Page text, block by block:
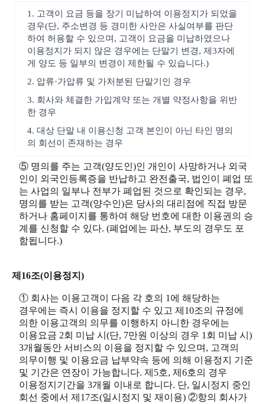
1. 고객이 요금 등을 장기 미납하여 이용정지가 되었을
경우(단, 주소변경 등 경미한 사안은 사실여부를 판단
하여 허용할 수 있으며, 고객이 요금을 미납하였으나
이용정지가 되지 않은 경우에는 단말기 변경, 제3자에
게 양도 등 일부의 변경이 제한될 수 있습니다.)
2. 압류·가압류 및 가처분된 단말기인 경우
3. 회사와 체결한 가입계약 또는 개별 약정사항을 위반
한 경우
4. 대상 단말 내 이용신청 고객 본인이 아닌 타인 명의
의 회선이 존재하는 경우
⑤ 명의를 주는 고객(양도인)인 개인이 사망하거나 외국
인이 외국인등록증을 반납하고 완전출국, 법인이 폐업 또
는 사업의 일부나 전부가 폐업된 것으로 확인되는 경우,
명의를 받는 고객(양수인)은 당사의 대리점에 직접 방문
하거나 홈페이지를 통하여 해당 번호에 대한 이용권의 승
계를 신청할 수 있다. (폐업에는 파산, 부도의 경우도 포
함됩니다.)
제16조(이용정지)
① 회사는 이용고객이 다음 각 호의 1에 해당하는
경우에는 즉시 이용을 정지할 수 있고 제10조의 규정에
의한 이용고객의 의무를 이행하지 아니한 경우에는
이용요금 2회 미납 시(단, 7만원 이상의 경우 1회 미납 시)
3개월동안 서비스의 이용을 정지할 수 있으며, 고객의
의무이행 및 이용요금 납부약속 등에 의해 이용정지 기준
및 기간은 연장이 가능합니다. 제5호, 제6호의 경우
이용정지기간을 3개월 이내로 합니다. 단, 일시정지 중인
회선 중에서 제17조(일시정지 및 재이용) ②항의 회사가